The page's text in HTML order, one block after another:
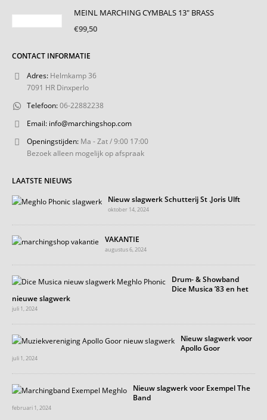
MEINL MARCHING CYMBALS 13" BRASS
€99,50
CONTACT INFORMATIE
Adres: Helmkamp 36
7091 HR Dinxperlo
Telefoon:06-22882238
Email: info@marchingshop.com
Openingstijden: Ma - Zat / 9:00 17:00
Bezoek alleen mogelijk op afspraak
LAATSTE NIEUWS
Nieuw slagwerk Schutterij St .Joris Ulft
oktober 14, 2024
VAKANTIE
augustus 6, 2024
Drum- & Showband
Dice Musica ’83 en het
nieuwe slagwerk
juli 1, 2024
Nieuw slagwerk voor
Apollo Goor
juli 1, 2024
Nieuw slagwerk voor Exempel The
Band
februari 1, 2024